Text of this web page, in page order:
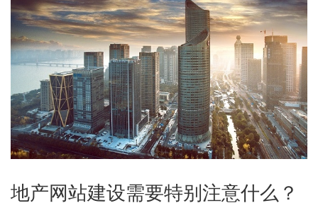
地产网站建设需要特别注意什么？